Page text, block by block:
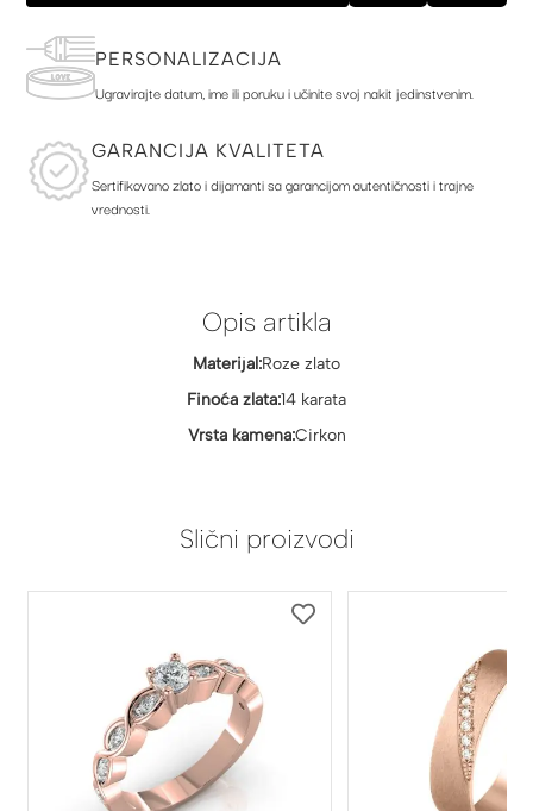
PERSONALIZACIJA
Ugravirajte datum, ime ili poruku i učinite svoj nakit jedinstvenim.
GARANCIJA KVALITETA
Sertifikovano zlato i dijamanti sa garancijom autentičnosti i trajne
vrednosti.
Opis artikla
Materijal:Roze zlato
Finoća zlata:14 karata
Vrsta kamena:Cirkon
Slični proizvodi